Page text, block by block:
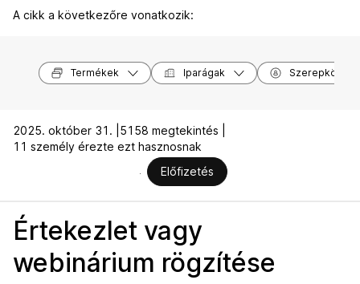
A cikk a következőre vonatkozik:
Termékek Iparágak Szerepkörök
2025. október 31. | 5158 megtekintés |
11 személy érezte ezt hasznosnak
Előfizetés
Értekezlet vagy
webinárium rögzítése